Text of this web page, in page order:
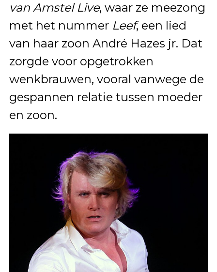
van Amstel Live, waar ze meezong
met het nummer Leef, een lied
van haar zoon André Hazes jr. Dat
zorgde voor opgetrokken
wenkbrauwen, vooral vanwege de
gespannen relatie tussen moeder
en zoon.